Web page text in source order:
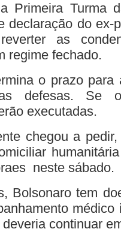
Primeira Turma
declaração do ex-
as
regime fechado.
o prazo para
defesas. Se
executadas.
chegou a
neste sábado.
Bolsonaro tem
continuar